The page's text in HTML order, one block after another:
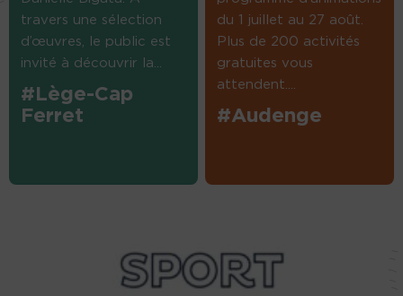
travers une sélection
d’œuvres, le public est
invité à découvrir la...
#Lège-Cap
Ferret
du 1 juillet au 27 août.
Plus de 200 activités
gratuites vous
attendent....
#Audenge